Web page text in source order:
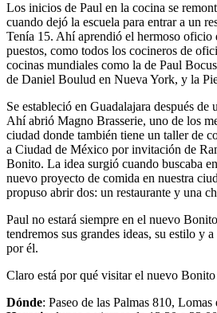
Los inicios de Paul en la cocina se
cuando dejó la escuela para entrar a un
Tenía 15. Ahí aprendió el hermoso oficio
puestos, como todos los cocineros de
cocinas mundiales como la de Paul
de Daniel Boulud en Nueva York, y la
Se estableció en Guadalajara después
Ahí abrió Magno Brasserie, uno de los
ciudad donde también tiene un taller de
a Ciudad de México por invitación de
Bonito. La idea surgió cuando buscaba
nuevo proyecto de comida en nuestra
propuso abrir dos: un restaurante y una
Paul no estará siempre en el nuevo
tendremos sus grandes ideas, su estilo y
por él.
Claro está por qué visitar el nuevo Bonito
Dónde: Paseo de las Palmas 810,